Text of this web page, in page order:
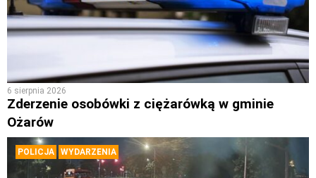
6 sierpnia 2026
Zderzenie osobówki z ciężarówką w gminie
Ożarów
POLICJA WYDARZENIA